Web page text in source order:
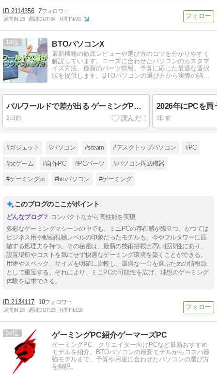
2114356 7
週間IN:28 週間OUT:84 月間IN:98
19 BTOパソコンX
最新機種の徹底レビューや選び方のコツを分かりやすく
解説しています。ニーズに合わせたパソコンのカスタマ
イズ方法、最新のパーツ情報、予算に応じた最適な選択
肢を提供します。BTOパソコンの選び方から実際の購入
パルワールドで差が出る ゲーミングPCの選び方を解説
2日前 3日前
#ガジェット #パソコン #steam #デスクトップパソコン #PC
#pcゲーム #自作PC #PCパーツ #パソコン周辺機器
#ゲーミングpc #btoパソコン #ゲーミング
このブログのここがポイント
コンパクトながら高性能を実現
多彩なゲーミングマシーンの中でも、ミニPCの存在感が際立つ。かつては
ビジネス用や動画視聴レベルの印象だったモデルも、今やフルタワーに匹
敵する処理力を持つ。その秘密は、最新の技術搭載と高い拡張性にあり、
設置場所やコストを気にせず快適なゲーミング環境を築くことができる。
用途やスペック、サイズを明確に比較し、最適な一台を選ぶための情報源
として重宝する。それにより、ミニPCの可能性を広げ、理想のゲーミング
体験を追求できる。
2134117 10
週間IN:26 週間OUT:23 月間IN:116
20 ゲーミングPC紹介ゲーマーズPC
ゲーミングPC、クリエイター向けPCなど最新おすすめ
モデルを紹介。BTOパソコンの最新モデルからコスパ最
強モデルまで、予算や用途に合わせたパソコンの選び方
を解説。